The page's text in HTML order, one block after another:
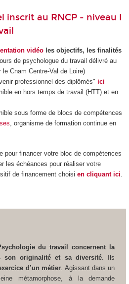
inscrit au RNCP - niveau I
vidéo les objectifs, les finalités
de psychologue du travail délivré au
le Cnam Centre-Val de Loire)
professionnel des diplômés" ici
en hors temps de travail (HTT) et en
sous forme de blocs de compétences
, organisme de formation continue en
pour financer votre bloc de compétences
les échéances pour réaliser votre
de financement choisi en cliquant ici.
du travail concernent la
son originalité et sa diversité . Ils
d’un métier . Agissant dans un
métamorphose, à la demande